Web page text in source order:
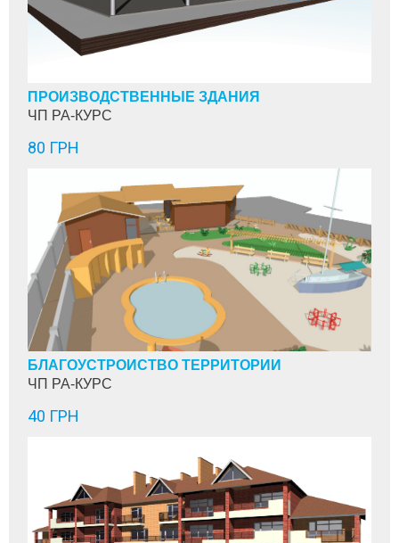
ПРОИЗВОДСТВЕННЫЕ ЗДАНИЯ
ЧП РА-КУРС
80 ГРН
БЛАГОУСТРОЙСТВО ТЕРРИТОРИЙ
ЧП РА-КУРС
40 ГРН